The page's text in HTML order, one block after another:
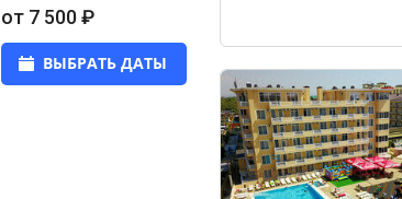
от 7 500 ₽
ВЫБРАТЬ ДАТЫ